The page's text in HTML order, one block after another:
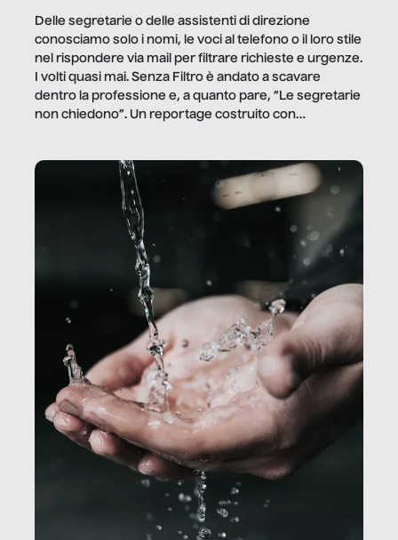
Delle segretarie o delle assistenti di direzione
conosciamo solo i nomi, le voci al telefono o il loro stile
nel rispondere via mail per filtrare richieste e urgenze.
I volti quasi mai. Senza Filtro è andato a scavare
dentro la professione e, a quanto pare, “Le segretarie
non chiedono”. Un reportage costruito con